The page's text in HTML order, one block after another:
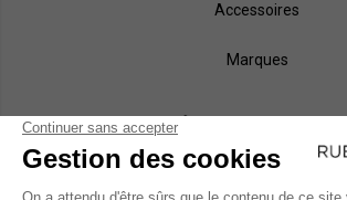
Accessoires
Marques
NOS MÉTHODES DE